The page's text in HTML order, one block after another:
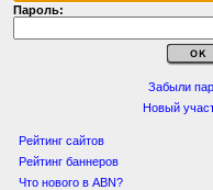
Пароль:
Забыли
Новый
Рейтинг сайтов
Рейтинг баннеров
Что нового в ABN?